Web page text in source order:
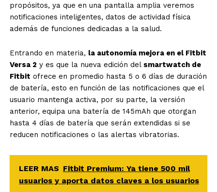
propósitos, ya que en una pantalla amplia veremos
notificaciones inteligentes, datos de actividad física
además de funciones dedicadas a la salud.
Entrando en materia, la autonomía mejora en el Fitbit
Versa 2 y es que la nueva edición del smartwatch de
Fitbit ofrece en promedio hasta 5 o 6 días de duración
de batería, esto en función de las notificaciones que el
usuario mantenga activa, por su parte, la versión
anterior, equipa una batería de 145mAh que otorgan
hasta 4 días de batería que serán extendidas si se
reducen notificaciones o las alertas vibratorias.
LEER MAS Fitbit Premium: Ya tiene 500 mil
usuarios y aporta datos claves a los usuarios